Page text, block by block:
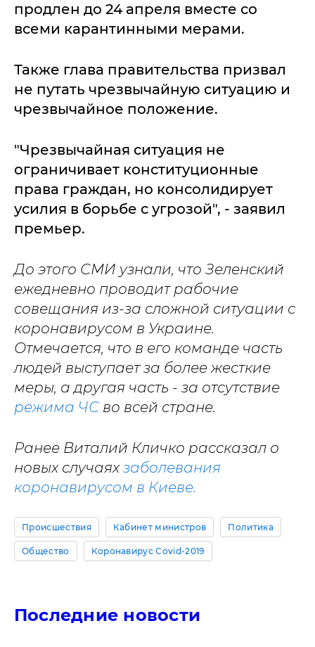
продлен до 24 апреля вместе со
всеми карантинными мерами.
Также глава правительства призвал
не путать чрезвычайную ситуацию и
чрезвычайное положение.
"Чрезвычайная ситуация не
ограничивает конституционные
права граждан, но консолидирует
усилия в борьбе с угрозой", - заявил
премьер.
До этого СМИ узнали, что Зеленский
ежедневно проводит рабочие
совещания из-за сложной ситуации с
коронавирусом в Украине.
Отмечается, что в его команде часть
людей выступает за более жесткие
меры, а другая часть - за отсутствие
режима ЧС во всей стране.
Ранее Виталий Кличко рассказал о
новых случаяхзаболевания
коронавирусом в Киеве.
Происшествия Кабинет министров Политика
Общество Коронавирус Covid-2019
Последние новости